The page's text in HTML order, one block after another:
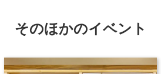
そのほかのイベント